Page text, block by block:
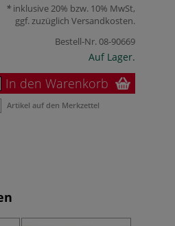
inklusive 20% bzw. 10% MwSt,
ggf. zuzüglich Versandkosten.
Bestell-Nr.08-90669
Auf Lager.
In den Warenkorb
Artikel auf den Merkzettel